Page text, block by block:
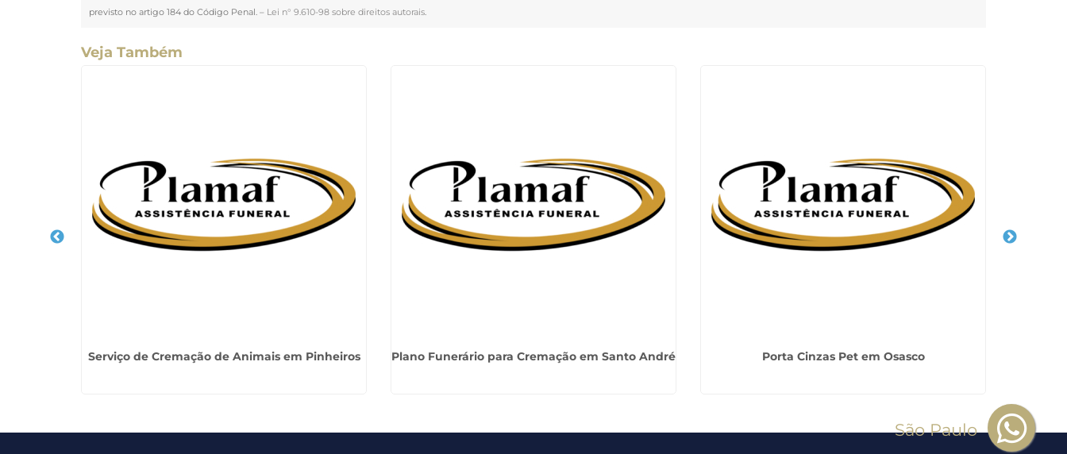
previsto no artigo 184 do Código Penal. – Lei n° 9.610-98 sobre direitos autorais.
Veja Também
Serviço de Cremação de Animais em Pinheiros Plano Funerário para Cremação em Santo André Porta Cinzas Pet em Osasco